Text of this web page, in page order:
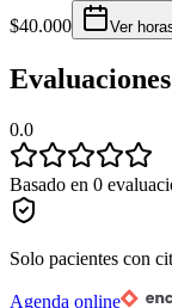
$40.000
Ver
Evaluaciones
0.0
Basado en 0
Solo pacientes con
Agenda online